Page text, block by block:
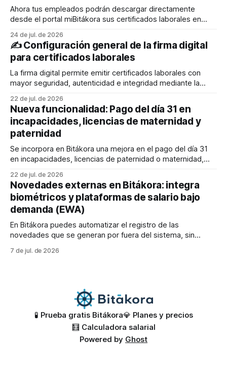
Ahora tus empleados podrán descargar directamente
desde el portal miBitákora sus certificados laborales en
persona pueda verificar fácilmente su autenticidad y
validez. El liquidador también podrá generarlos desde el
Administrador de empleados y enviarlos al correo
electrónico de los empleados. En este
24 de jul. de 2026
✍️ Configuración general de la firma digital
para certificados laborales
La firma digital permite emitir certificados laborales con
mayor seguridad, autenticidad e integridad mediante la
través de esta configuración podrás definir quién firma los
documentos, cómo se mostrará la firma y qué elementos
adicionales, como la estampa cronológica y el código QR,
22 de jul. de 2026
Nueva funcionalidad: Pago del día 31 en
incapacidades, licencias de maternidad y
paternidad
Se incorpora en Bitákora una mejora en el pago del día 31
en incapacidades, licencias de paternidad o maternidad,
días) o con jornada laboral de 360 días. 💡Cuando una
incapacidad, licencia de paternidad o maternidad cubre el
día 31, este se pagará en
22 de jul. de 2026
Novedades externas en Bitákora: integra
biométricos y plataformas de salario bajo
demanda (EWA)
En Bitákora puedes automatizar el registro de las
novedades que se generan por fuera del sistema, sin
equipo de nómina. 🚀 Existen dos grandes fuentes de estas
7 de jul. de 2026
🧪 Prueba gratis Bitákora💎 Planes y precios
🧮 Calculadora salarial
Powered by Ghost